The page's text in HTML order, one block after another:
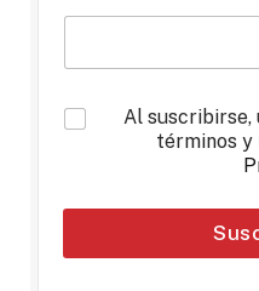
*
Al suscribirse,
términos y